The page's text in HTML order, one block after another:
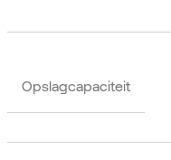
Opslagcapaciteit